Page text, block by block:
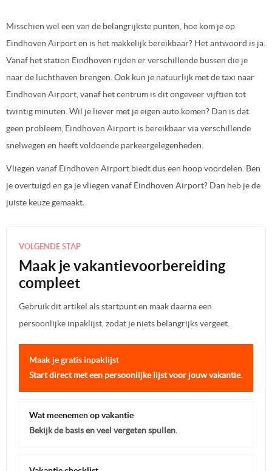
Misschien wel een van de belangrijkste punten, hoe kom je op
Eindhoven Airport en is het makkelijk bereikbaar? Het antwoord is ja.
Vanaf het station Eindhoven rijden er verschillende bussen die je
naar de luchthaven brengen. Ook kun je natuurlijk met de taxi naar
Eindhoven Airport, vanaf het centrum is dit ongeveer vijftien tot
twintig minuten. Wil je liever met je eigen auto komen? Dan is dat
geen probleem, Eindhoven Airport is bereikbaar via verschillende
snelwegen en heeft voldoende parkeergelegenheden.
Vliegen vanaf Eindhoven Airport biedt dus een hoop voordelen. Ben
je overtuigd en ga je vliegen vanaf Eindhoven Airport? Dan heb je de
juiste keuze gemaakt.
VOLGENDE STAP
Maak je vakantievoorbereiding
compleet
Gebruik dit artikel als startpunt en maak daarna een
persoonlijke inpaklijst, zodat je niets belangrijks vergeet.
Maak je gratis inpaklijst
Start direct met een persoonlijke lijst voor jouw vakantie.
Wat meenemen op vakantie
Bekijk de basis en veel vergeten spullen.